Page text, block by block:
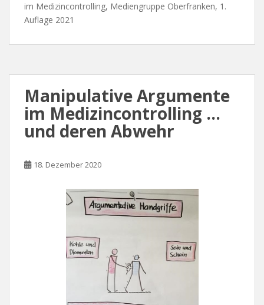
im Medizincontrolling, Mediengruppe Oberfranken, 1.
Auflage 2021
Manipulative Argumente
im Medizincontrolling …
und deren Abwehr
18. Dezember 2020